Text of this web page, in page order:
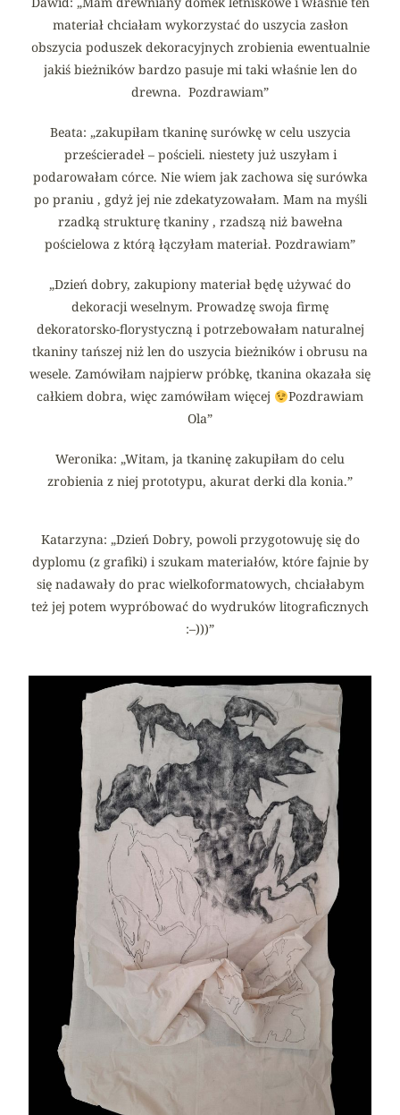
materiał chciałam wykorzystać do uszycia zasłon
obszycia poduszek dekoracyjnych zrobienia ewentualnie
jakiś bieżników bardzo pasuje mi taki właśnie len do
drewna. Pozdrawiam”
Beata: „zakupiłam tkaninę surówkę w celu uszycia
prześcieradeł – pościeli. niestety już uszyłam i
podarowałam córce. Nie wiem jak zachowa się surówka
po praniu , gdyż jej nie zdekatyzowałam. Mam na myśli
rzadką strukturę tkaniny , rzadszą niż bawełna
pościelowa z którą łączyłam materiał. Pozdrawiam”
„Dzień dobry, zakupiony materiał będę używać do
dekoracji weselnym. Prowadzę swoja firmę
dekoratorsko-florystyczną i potrzebowałam naturalnej
tkaniny tańszej niż len do uszycia bieżników i obrusu na
wesele. Zamówiłam najpierw próbkę, tkanina okazała się
całkiem dobra, więc zamówiłam więcej
Pozdrawiam
Ola”
Weronika: „Witam, ja tkaninę zakupiłam do celu
zrobienia z niej prototypu, akurat derki dla konia.”
Katarzyna: „Dzień Dobry, powoli przygotowuję się do
dyplomu (z grafiki) i szukam materiałów, które fajnie by
się nadawały do prac wielkoformatowych, chciałabym
też jej potem wypróbować do wydruków litograficznych
:–)))”